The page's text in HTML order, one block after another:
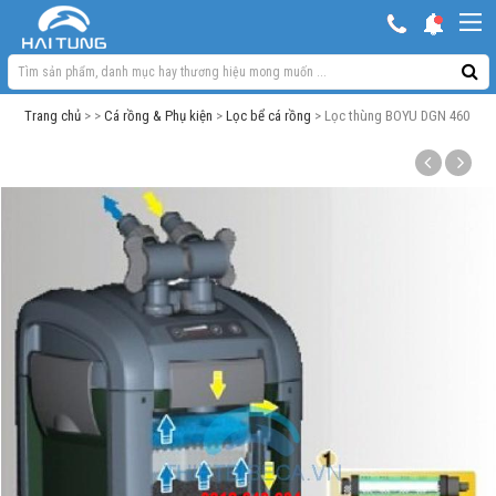
Trang chủ > >Cá rồng & Phụ kiện >Lọc bể cá rồng > Lọc thùng BOYU DGN 460
Hồ ngoài trời & phụ kiện
Máy móc phụ kiện khác
Thuốc cho cá cảnh
Xử lý nước
Thức ăn cá
Đèn bể cá
Bể cá cảnh
Trang trí bể cá